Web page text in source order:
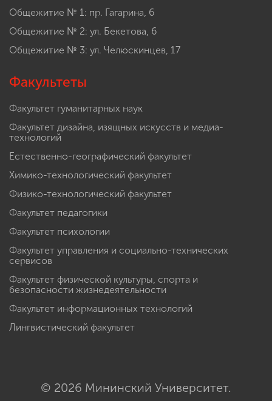
Общежитие № 1: пр. Гагарина, 6
Общежитие № 2: ул. Бекетова, 6
Общежитие № 3: ул. Челюскинцев, 17
Факультеты
Факультет гуманитарных наук
Факультет дизайна, изящных искусств и медиа-
технологий
Естественно-географический факультет
Химико-технологический факультет
Физико-технологический факультет
Факультет педагогики
Факультет психологии
Факультет управления и социально-технических
сервисов
Факультет физической культуры, спорта и
безопасности жизнедеятельности
Факультет информационных технологий
Лингвистический факультет
© 2026 Мининский Университет.